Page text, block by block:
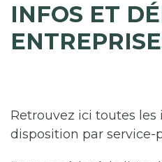
INFOS ET
Retrouvez ici toutes
disposition par service-